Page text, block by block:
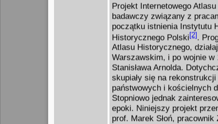
Projekt Internetowego
badawczy związany z
początku istnienia Instytutu
Historycznego Polski[2].
Atlasu Historycznego,
Warszawskim, i po wojnie
Stanisława Arnolda.
skupiały się na
państwowych i kościelnych
Stopniowo jednak
epoki. Niniejszy projekt
prof. Marek Słoń,